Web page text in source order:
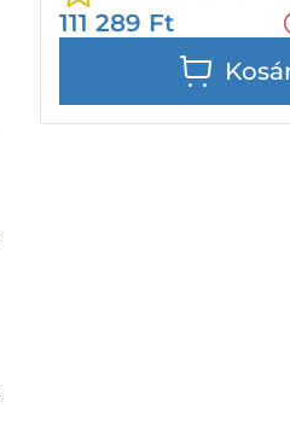
111 289 Ft